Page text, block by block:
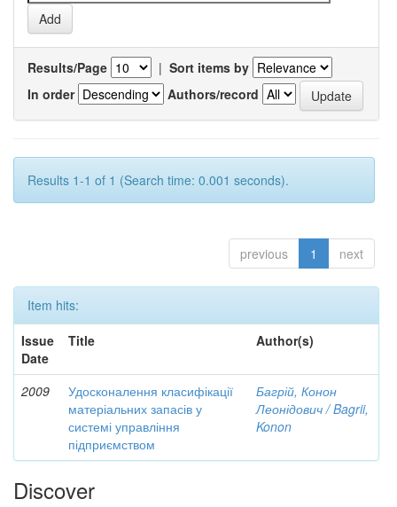
Results/Page | Sort items by
In order
Authors/record
Results 1-1 of 1 (Search time: 0.001 seconds).
previous 1 next
Item hits:
Issue
Date
Title Author(s)
2009
Удосконалення класифікації
матеріальних запасів у
системі управління
підприємством
Багрій, Конон
Леонідович / Bagrii,
Konon
Discover